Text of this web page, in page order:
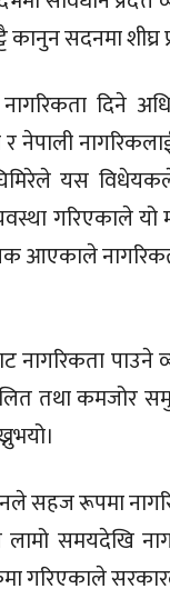
सदनमा शीघ्र
दिने
नेपाली
यस
गरिएकाले
आएकाले
पाउने
तथा कमजोर
सहज रूपमा
लामो समयदेखि
गरिएकाले